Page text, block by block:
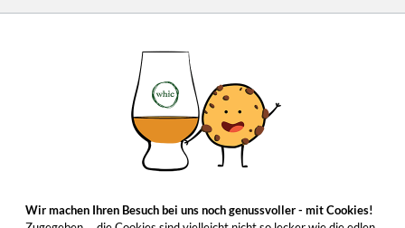
Wir machen Ihren Besuch bei uns noch genussvoller - mit Cookies!